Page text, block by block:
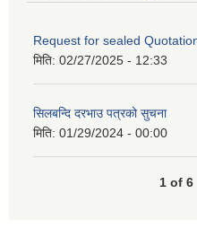
Request for sealed
मिति: 02/27/2025 - 12:33
सिलबन्दि दरभाउ पत्रको सुचना
मिति: 01/29/2024 - 00:00
1 of 6